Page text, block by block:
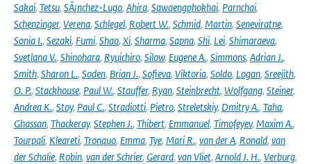
Sakai, Tetsu, SÃ¡nchez-Lugo, Ahira, Sawaengphokhai, Parnchai,
Schenzinger, Verena, Schlegel, Robert W., Schmid, Martin, Seneviratne,
Sonia I., Sezaki, Fumi, Shao, Xi, Sharma, Sapna, Shi, Lei, Shimaraeva,
Svetlana V., Shinohara, Ryuichiro, Silow, Eugene A., Simmons, Adrian J.,
Smith, Sharon L., Soden, Brian J., Sofieva, Viktoria, Soldo, Logan, Sreejith,
O. P., Stackhouse, Paul W., Stauffer, Ryan, Steinbrecht, Wolfgang, Steiner,
Andrea K., Stoy, Paul C., Stradiotti, Pietro, Streletskiy, Dmitry A., Taha,
Ghassan, Thackeray, Stephen J., Thibert, Emmanuel, Timofeyev, Maxim A.,
Tourpali, Kleareti, Tronquo, Emma, Tye, Mari R., van der A, Ronald, van
der Schalie, Robin, van der Schrier, Gerard, van Vliet, Arnold J. H., Verburg,